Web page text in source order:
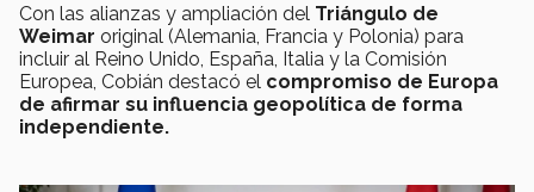
Con las alianzas y ampliación del Triángulo de
Weimar original (Alemania, Francia y Polonia) para
incluir al Reino Unido, España, Italia y la Comisión
Europea, Cobián destacó el compromiso de Europa
de afirmar su influencia geopolítica de forma
independiente.